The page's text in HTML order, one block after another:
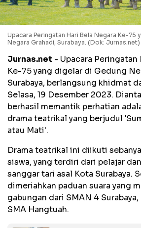
Upacara Peringatan Hari Bela Negara Ke-75
Negara Grahadi, Surabaya. (Dok: Jurnas.net)
Jurnas.net - Upacara Peringatan
Ke-75 yang digelar di Gedung
Surabaya, berlangsung khidmat
Selasa, 19 Desember 2023.
berhasil memantik perhatian
drama teatrikal yang berjudul
atau Mati'.
Drama teatrikal ini diikuti
siswa, yang terdiri dari pelajar
sanggar tari asal Kota Surabaya.
dimeriahkan paduan suara yang
gabungan dari SMAN 4
SMA Hangtuah.